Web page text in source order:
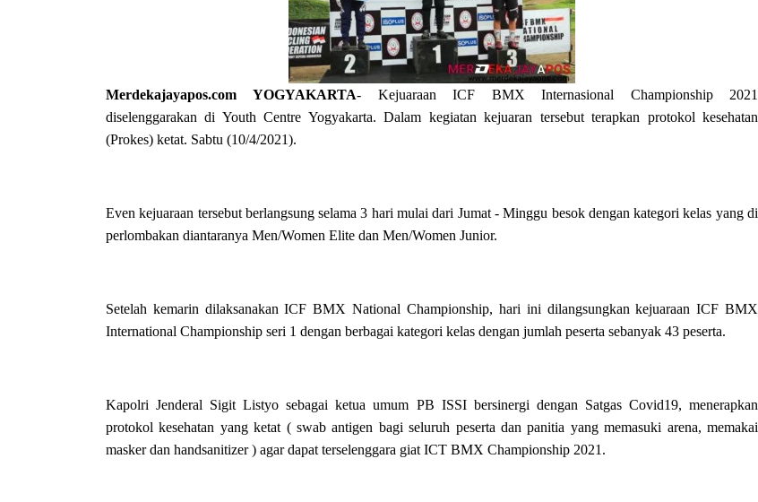
Merdekajayapos.com YOGYAKARTA- Kejuaraan ICF BMX Internasional Championship 2021
diselenggarakan di Youth Centre Yogyakarta. Dalam kegiatan kejuaran tersebut terapkan protokol kesehatan
(Prokes) ketat. Sabtu (10/4/2021).
Even kejuaraan tersebut berlangsung selama 3 hari mulai dari Jumat - Minggu besok dengan kategori kelas yang di
perlombakan diantaranya Men/Women Elite dan Men/Women Junior.
Setelah kemarin dilaksanakan ICF BMX National Championship, hari ini dilangsungkan kejuaraan ICF BMX
International Championship seri 1 dengan berbagai kategori kelas dengan jumlah peserta sebanyak 43 peserta.
Kapolri Jenderal Sigit Listyo sebagai ketua umum PB ISSI bersinergi dengan Satgas Covid19, menerapkan
protokol kesehatan yang ketat ( swab antigen bagi seluruh peserta dan panitia yang memasuki arena, memakai
masker dan handsanitizer ) agar dapat terselenggara giat ICT BMX Championship 2021.